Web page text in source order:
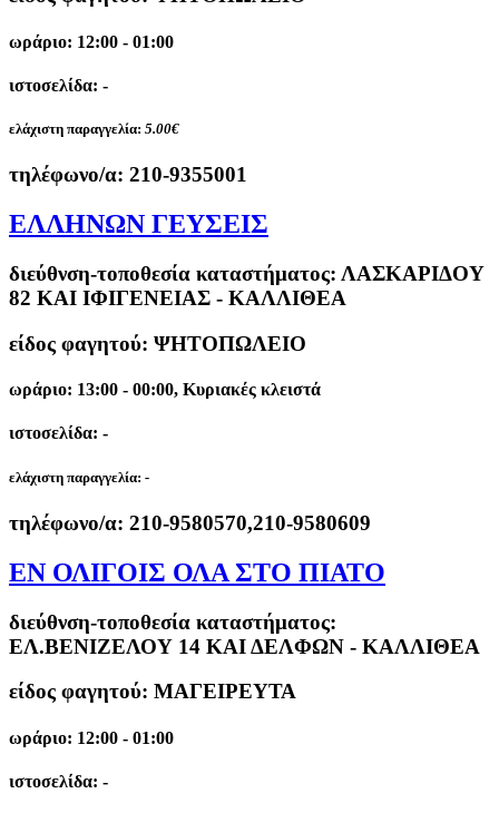
ωράριο: 12:00 - 01:00
ιστοσελίδα: -
ελάχιστη παραγγελία: 5.00€
τηλέφωνο/α: 210-9355001
ΕΛΛΗΝΩΝ ΓΕΥΣΕΙΣ
διεύθνση-τοποθεσία καταστήματος: ΛΑΣΚΑΡΙΔΟΥ
82 ΚΑΙ ΙΦΙΓΕΝΕΙΑΣ - ΚΑΛΛΙΘΕΑ
είδος φαγητού: ΨΗΤΟΠΩΛΕΙΟ
ωράριο: 13:00 - 00:00, Κυριακές κλειστά
ιστοσελίδα: -
ελάχιστη παραγγελία: -
τηλέφωνο/α: 210-9580570,210-9580609
ΕΝ ΟΛΙΓΟΙΣ ΟΛΑ ΣΤΟ ΠΙΑΤΟ
διεύθνση-τοποθεσία καταστήματος:
ΕΛ.ΒΕΝΙΖΕΛΟΥ 14 ΚΑΙ ΔΕΛΦΩΝ - ΚΑΛΛΙΘΕΑ
είδος φαγητού: ΜΑΓΕΙΡΕΥΤΑ
ωράριο: 12:00 - 01:00
ιστοσελίδα: -